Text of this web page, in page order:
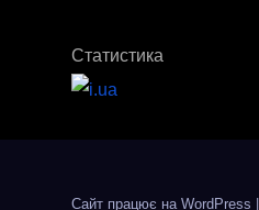
Статистика
Сайт працює на WordPress |